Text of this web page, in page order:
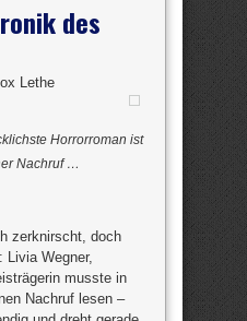
des
Lethe
Horrorroman ist
Nachruf …
zerknirscht, doch
Wegner,
musste in
Nachruf lesen –